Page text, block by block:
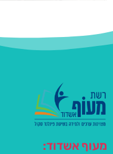
מעוף אשדוד: